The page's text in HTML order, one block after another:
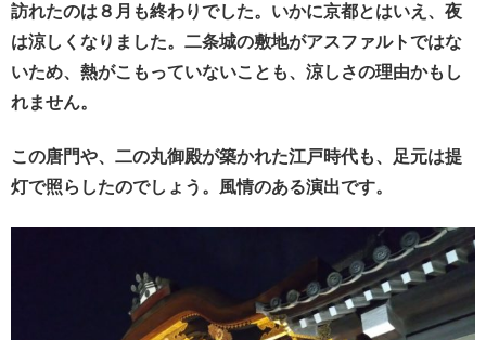
訪れたのは８月も終わりでした。いかに京都とはいえ、夜
は涼しくなりました。二条城の敷地がアスファルトではな
いため、熱がこもっていないことも、涼しさの理由かもし
れません。
この唐門や、二の丸御殿が築かれた江戸時代も、足元は提
灯で照らしたのでしょう。風情のある演出です。